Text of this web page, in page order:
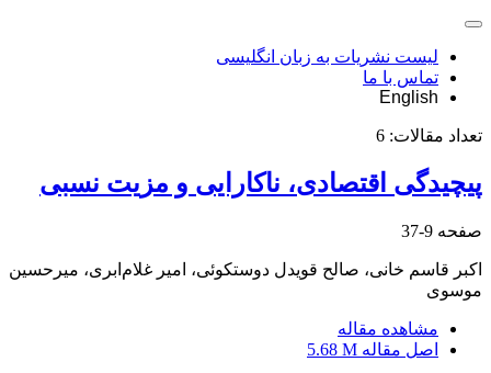
لیست نشریات به زبان انگلیسی
تماس با ما
English
تعداد مقالات: 6
پیچیدگی اقتصادی، ناکارایی و مزیت نسبی
صفحه 9-37
اکبر قاسم خانی، صالح قویدل دوستکوئی، امیر غلام‌ابری، میرحسین
موسوی
مشاهده مقاله
اصل مقاله 5.68 M